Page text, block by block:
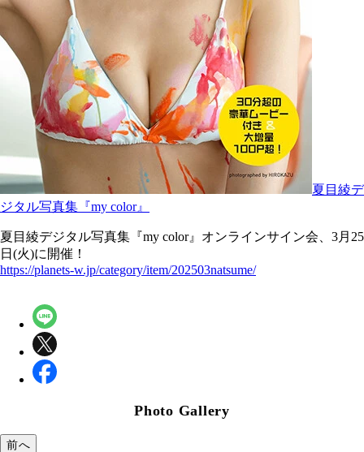
夏目綾デ
ジタル写真集『my color』
夏目綾デジタル写真集『my color』オンラインサイン会、3月25
日(火)に開催！
https://planets-w.jp/category/item/202503natsume/
Photo Gallery
前へ